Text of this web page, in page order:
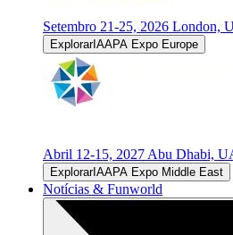
Setembro 21-25, 2026 London,
ExplorarIAAPA Expo Europe
Abril 12-15, 2027 Abu Dhabi,
ExplorarIAAPA Expo Middle East
Notícias & Funworld